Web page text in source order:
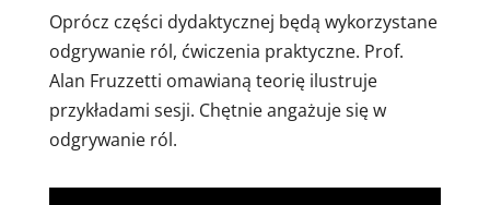
Oprócz części dydaktycznej będą wykorzystane
odgrywanie ról, ćwiczenia praktyczne. Prof.
Alan Fruzzetti omawianą teorię ilustruje
przykładami sesji. Chętnie angażuje się w
odgrywanie ról.